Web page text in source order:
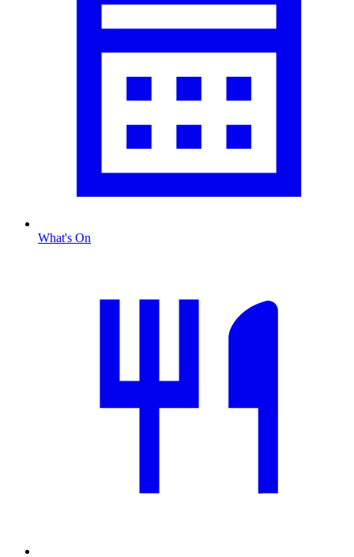
What's On